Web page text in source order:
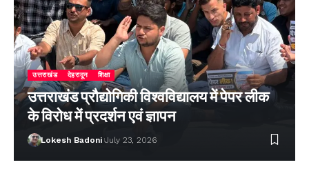
उत्तराखंड देहरादून शिक्षा
उत्तराखंड प्रौद्योगिकी विश्वविद्यालय में पेपर लीक
के विरोध में प्रदर्शन एवं ज्ञापन
Lokesh Badoni July 23, 2026